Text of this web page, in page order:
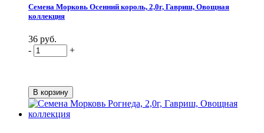
Семена Морковь Осенний король, 2,0г, Гавриш, Овощная
коллекция
36 руб.
-
+